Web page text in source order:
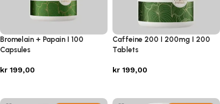
Bromelain + Papain I 100
Capsules
kr 199,00
Caffeine 200 I 200mg I 200
Tablets
kr 199,00